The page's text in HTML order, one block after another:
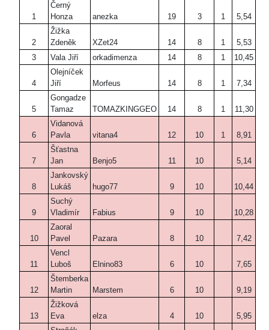
1
Černý
Honza
anezka 19 3 1 5,54
2
Žižka
Zdeněk
XZet24 14 8 1
5,53
3
Vala Jiří orkadimenza 14 8 1 10,45
4
Olejníček
Jiří
Morfeus 14 8 1 7,34
5
Gongadze
Tamaz
TOMAZKINGGEO 14 8 1 11,30
6
Vidanová
Pavla
vitana4 12 10 1 8,91
7
Šťastna
Jan
Benjo5 11 10 5,14
8
Jankovský
Lukáš
hugo77 9 10 10,44
9
Suchý
Vladimír
Fabius 9 10 10,28
10
Zaoral
Pavel
Pazara 8 10 7,42
11
Vencl
Luboš
Elnino83 6 10 7,65
12
Štemberka
Martin
Marstem 6 10 9,19
13
Žižková
Eva
elza 4 10
5,95